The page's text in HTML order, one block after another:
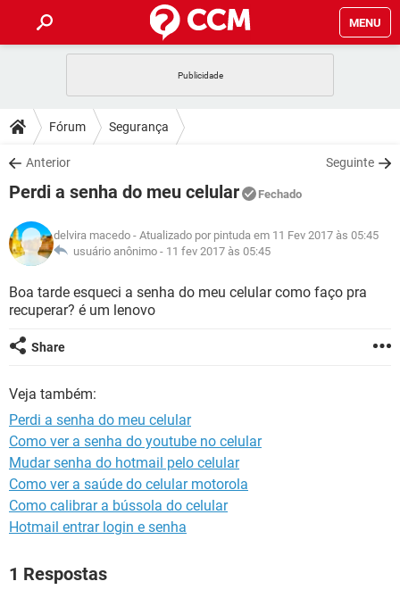
MENU
CELULAR
OUTLOOK
INSTAGRAM GMAIL
GUIA DE COMPRAS
DICAS
JOGOS
INSTAGRAM GMAIL
GUIA DE COMPRAS
DOWNLOADS
JOGOS WHATSAPP
CELULAR
OUTLOOK EXCEL
INSTAGRAM GMAIL
GUIA DE COMPRAS
JOGOS WHATSAPP
CELULAR
OUTLOOK EXCEL
GLOSSÁRIO
WHATSAPP
CELULAR
OUTLOOK
GUIA DE COMPRAS
Fórum Segurança
Anterior Seguinte
Perdi a senha do meu celular Fechado
delvira macedo - Atualizado por pintuda em 11 Fev 2017 às 05:45
usuário anônimo - 11 fev 2017 às 05:45
Boa tarde esqueci a senha do meu celular como faço pra
recuperar? é um lenovo
Share
Veja também:
Perdi a senha do meu celular
Como ver a senha do youtube no celular
Mudar senha do hotmail pelo celular
Como ver a saúde do celular motorola
Como calibrar a bússola do celular
Hotmail entrar login e senha
1 Respostas